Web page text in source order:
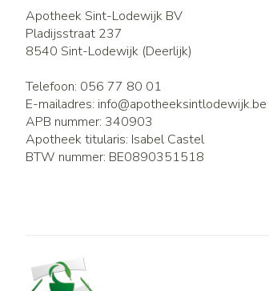
Apotheek Sint-Lodewijk BV
Pladijsstraat 237
8540 Sint-Lodewijk (Deerlijk)
Telefoon: 056 77 80 01
E-mailadres: info@apotheeksintlodewijk.be
APB nummer: 340903
Apotheek titularis: Isabel Castel
BTW nummer: BE0890351518